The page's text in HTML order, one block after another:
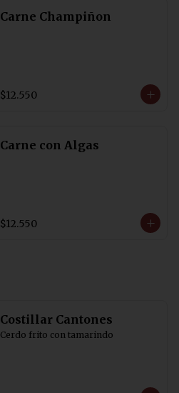
Carne Champiñon
$12.550
Carne con Algas
$12.550
Costillar Cantones
Cerdo frito con tamarindo